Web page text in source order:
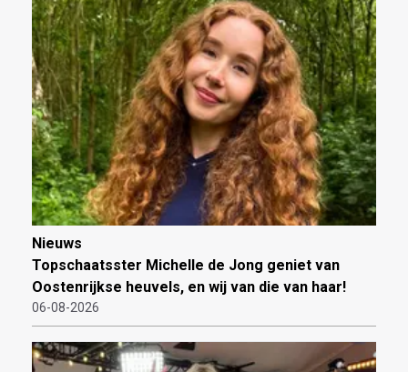
Nieuws
Topschaatsster Michelle de Jong geniet van
Oostenrijkse heuvels, en wij van die van haar!
06-08-2026